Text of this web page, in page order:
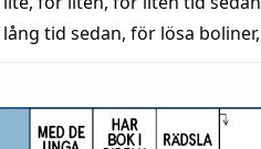
tid sedan, för lösa boliner,